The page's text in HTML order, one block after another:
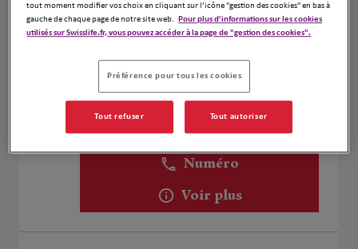
Voir plus
Numéro
Voir plus
tout moment modifier vos choix en cliquant sur l’icône "gestion des cookies" en bas à
gauche de chaque page de notre site web. Pour plus d'informations sur les cookies
utilisés sur Swisslife.fr, vous pouvez accéder à la page de "gestion des cookies".
Préférence pour tous les cookies
Tout refuser Tout autoriser